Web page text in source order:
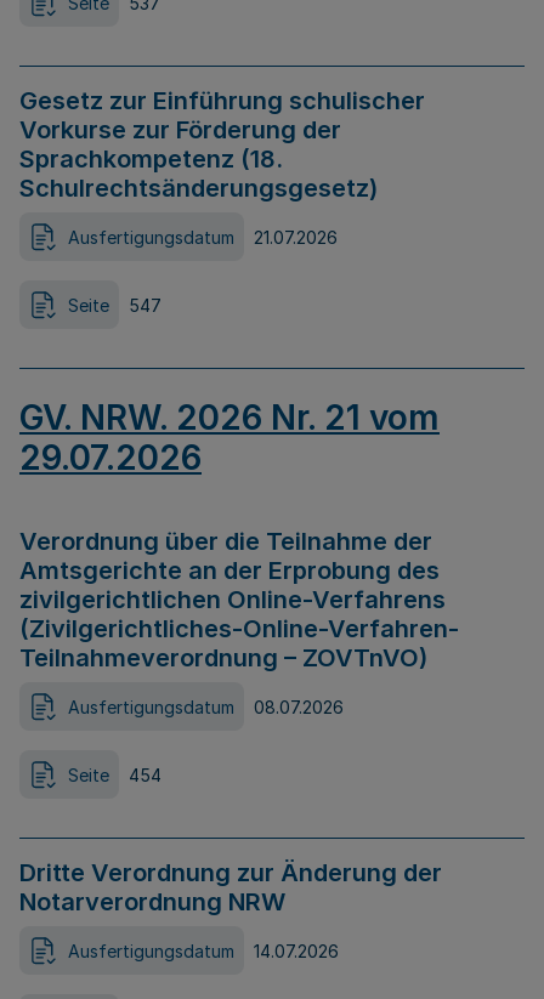
Gesetz zur Einführung schulischer
Vorkurse zur Förderung der
Sprachkompetenz (18.
Schulrechtsänderungsgesetz)
Ausfertigungsdatum 21.07.2026
Seite 547
GV. NRW. 2026 Nr. 21 vom
29.07.2026
Verordnung über die Teilnahme der
Amtsgerichte an der Erprobung des
zivilgerichtlichen Online-Verfahrens
(Zivilgerichtliches-Online-Verfahren-
Teilnahmeverordnung – ZOVTnVO)
Ausfertigungsdatum 08.07.2026
Seite 454
Dritte Verordnung zur Änderung der
Notarverordnung NRW
Ausfertigungsdatum 14.07.2026